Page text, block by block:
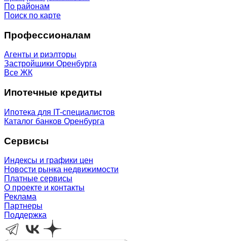
По районам
Поиск по карте
Профессионалам
Агенты и риэлторы
Застройщики Оренбурга
Все ЖК
Ипотечные кредиты
Ипотека для IT-специалистов
Каталог банков Оренбурга
Сервисы
Индексы и графики цен
Новости рынка недвижимости
Платные сервисы
О проекте и контакты
Реклама
Партнеры
Поддержка